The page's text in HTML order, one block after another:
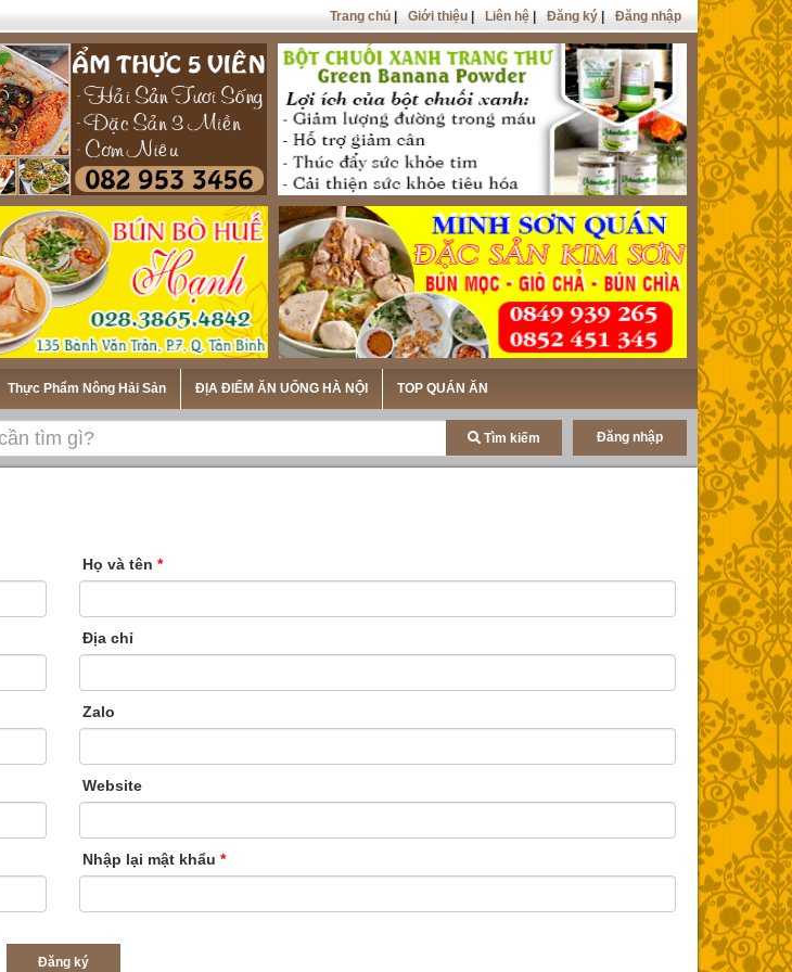
Trang chủ Giới thiệu Liên hệ Đăng ký Đăng nhập
Thực Phẩm Nông Hải Sản ĐỊA ĐIỂM ĂN UỐNG HÀ NỘI TOP QUÁN ĂN
Tìm kiếm Đăng nhập
Họ và tên *
Địa chỉ
Zalo
Website
Nhập lại mật khẩu *
Đăng ký